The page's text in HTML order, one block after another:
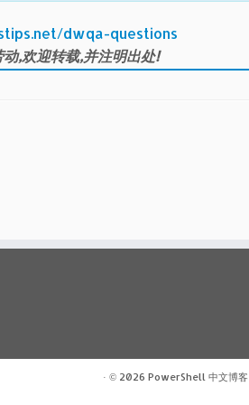
dwqa-questions
,欢迎转载,并注明出处!
· © 2026 PowerShell 中文博客